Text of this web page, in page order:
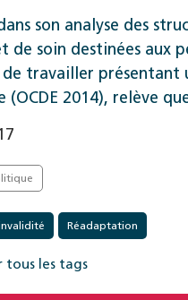
dans son analyse des
de soin destinées aux
de travailler présentant
(OCDE 2014), relève
Réadaptation
tous les tags